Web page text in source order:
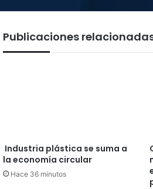
Francisco
Publicaciones
Industria plástica se suma a
la economía circular
Hace 36 minutos